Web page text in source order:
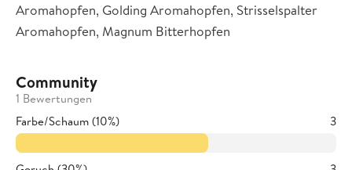
Aromahopfen, Golding Aromahopfen, Strisselspalter
Aromahopfen, Magnum Bitterhopfen
Community
1 Bewertungen
Farbe/Schaum (10%)
3